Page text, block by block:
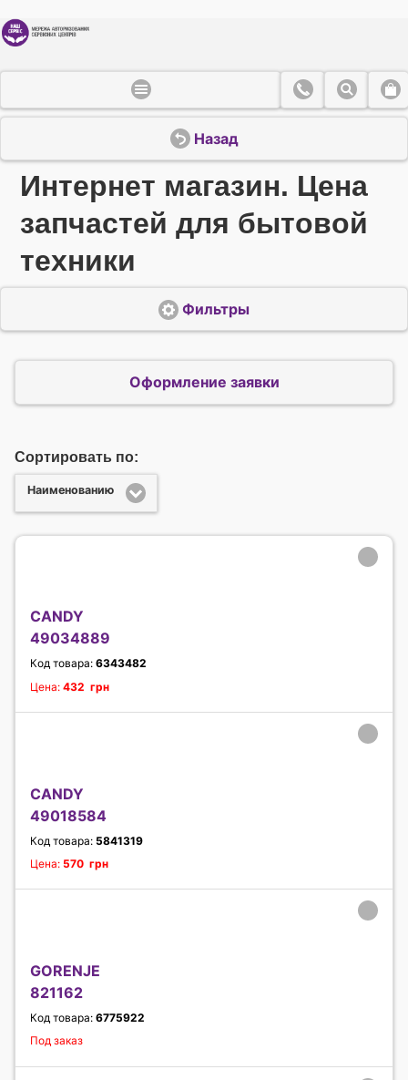
Назад
Интернет магазин. Цена
запчастей для бытовой
техники
Фильтры
Оформление заявки
Сортировать по:
Наименованию
CANDY
49034889
Код товара: 6343482
Цена: 432 грн
CANDY
49018584
Код товара: 5841319
Цена: 570 грн
GORENJE
821162
Код товара: 6775922
Под заказ